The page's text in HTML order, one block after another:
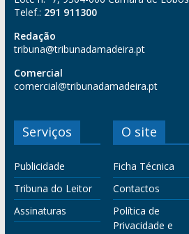
Telef.: 291 911300
Redação
tribuna@tribunadamadeira.pt
Comercial
comercial@tribunadamadeira.pt
Serviços
Publicidade
Tribuna do Leitor
Assinaturas
O site
Ficha Técnica
Contactos
Política de
Privacidade e